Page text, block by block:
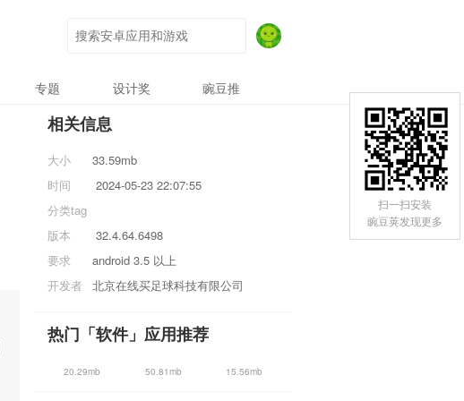
专题 设计奖 豌豆推
相关信息
大小
33.59mb
时间
2024-05-23 22:07:55
分类tag
版本
32.4.64.6498
要求
android 3.5 以上
开发者
北京在线买足球科技有限公司
热门「软件」应用推荐
20.29mb 50.81mb 15.56mb
扫一扫安装
豌豆荚发现更多